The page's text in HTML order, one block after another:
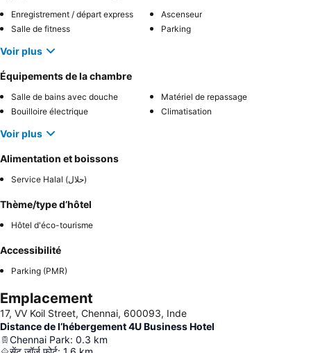
Enregistrement / départ express
Ascenseur
Salle de fitness
Parking
Voir plus
Équipements de la chambre
Salle de bains avec douche
Matériel de repassage
Bouilloire électrique
Climatisation
Voir plus
Alimentation et boissons
Service Halal (حلال)
Thème/type d’hôtel
Hôtel d'éco-tourisme
Accessibilité
Parking (PMR)
Emplacement
17, VV Koil Street, Chennai, 600093, Inde
Distance de l’hébergement 4U Business Hotel
Chennai Park: 0.3 km